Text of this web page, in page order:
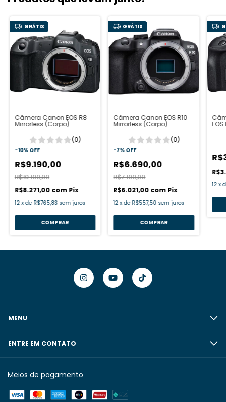
GRÁTIS
Câmera Canon EOS R8
Mirrorless (Corpo)
(0)
-10% OFF
R$9.190,00
R$10.190,00
R$8.271,00 com Pix
12 xde R$765,83 sem juros
GRÁTIS
Câmera Canon EOS R10
Mirrorless (Corpo)
(0)
-7% OFF
R$6.690,00
R$7.190,00
R$6.021,00 com Pix
12 xde R$557,50 sem juros
12 x
MENU
ENTRE EM CONTATO
Meios de pagamento